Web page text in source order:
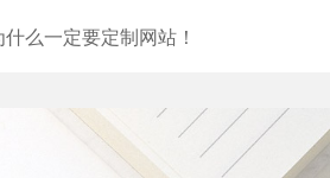
么一定要定制网站！